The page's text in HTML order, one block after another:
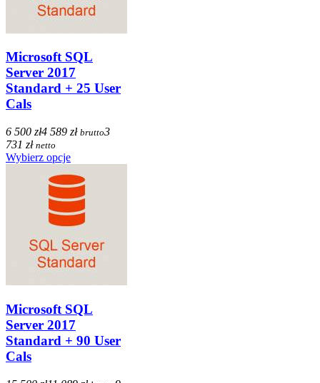
Microsoft SQL
Server 2017
Standard + 25 User
Cals
6 500 zł4 589 zł brutto3
731 zł netto
Wybierz opcje
Microsoft SQL
Server 2017
Standard + 90 User
Cals